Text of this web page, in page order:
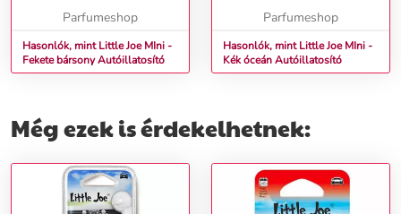
Parfumeshop
Hasonlók, mint Little Joe MIni -
Fekete bársony Autóillatosító
Parfumeshop
Hasonlók, mint Little Joe MIni -
Kék óceán Autóillatosító
Még ezek is érdekelhetnek: